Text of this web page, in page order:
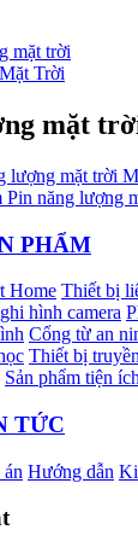
mặt trời
Trời
mặt
lượng mặt trời
năng lượng
PHẨM
Home Thiết bị
hình camera
Cổng từ an
Thiết bị
Sản phẩm tiện ích
TỨC
Hướng dẫn